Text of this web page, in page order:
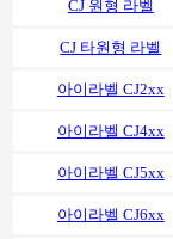
CJ 원형 라벨
CJ 타원형 라벨
아이라벨 CJ2xx
아이라벨 CJ4xx
아이라벨 CJ5xx
아이라벨 CJ6xx